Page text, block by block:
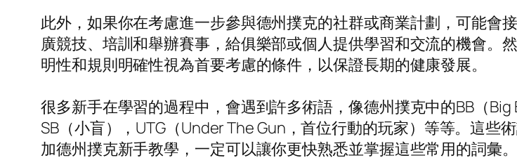
此外，如果你在考慮進一步參與德州撲克的社群或商業計劃，可能會
廣競技、培訓和舉辦賽事，給俱樂部或個人提供學習和交流的機會。
明性和規則明確性視為首要考慮的條件，以保證長期的健康發展。
很多新手在學習的過程中，會遇到許多術語，像德州撲克中的BB（
SB（小盲），UTG（Under The Gun，首位行動的玩家）等等。這
加德州撲克新手教學，一定可以讓你更快熟悉並掌握這些常用的詞彙。